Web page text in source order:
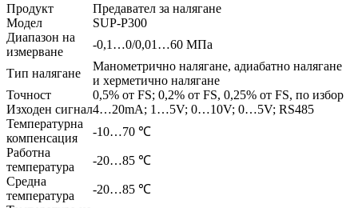
Продукт
Предавател за налягане
Модел
SUP-P300
Диапазон на
измерване
-0,1…0/0,01…60 МПа
Тип налягане
Манометрично налягане, адиабатно налягане
и херметично налягане
Точност
0,5% от FS; 0,2% от FS, 0,25% от FS, по избор
Изходен сигнал4…20mA; 1…5V; 0…10V; 0…5V; RS485
Температурна
компенсация
-10…70 ℃
Работна
температура
-20…85 ℃
Средна
температура
-20…85 ℃